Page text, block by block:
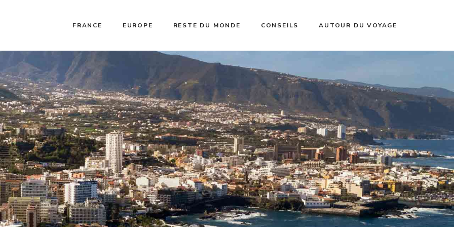
FRANCE EUROPE RESTE DU MONDE CONSEILS AUTOUR DU VOYAGE